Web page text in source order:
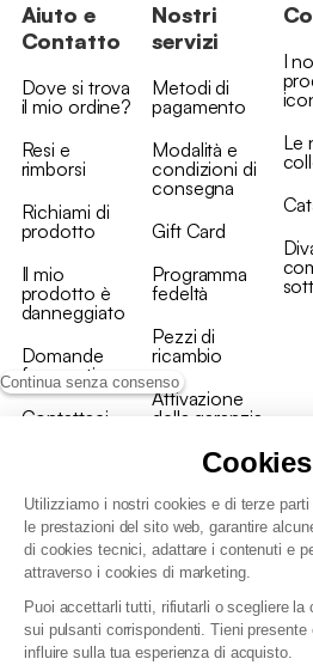
Continua senza consenso
Utilizziamo i nostri cookies e di terze
le prestazioni del sito web, garantire
di cookies tecnici, adattare i contenuti e
attraverso i cookies di marketing.
Puoi accettarli tutti, rifiutarli o scegliere la
sui pulsanti corrispondenti. Tieni
influire sulla tua esperienza di acquisto.
Aiuto e
Contatto
Dove si trova
il mio ordine?
Resi e
rimborsi
Richiami di
prodotto
Il mio
prodotto è
danneggiato
Domande
frequenti
Contattaci
Nostri
servizi
Metodi di
pagamento
Modalità e
condizioni di
consegna
Gift Card
Programma
fedeltà
Pezzi di
ricambio
Attivazione
della garanzia
I
Le
Condizioni generali
Politica di gestione dei dati
Condizioni generali di vendita